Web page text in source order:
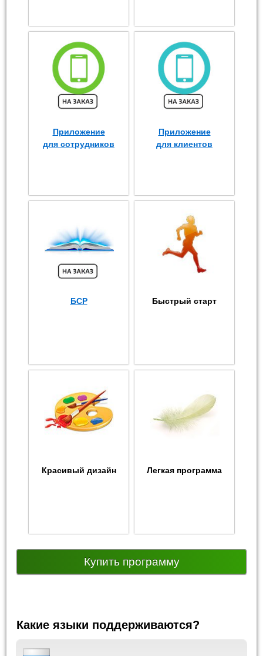
Приложение
для сотрудников
Приложение
для клиентов
БСР Быстрый старт
Красивый дизайн Легкая программа
Купить программу
Какие языки поддерживаются?